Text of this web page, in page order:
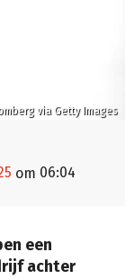
via Getty Images
om 06:04
een
achter